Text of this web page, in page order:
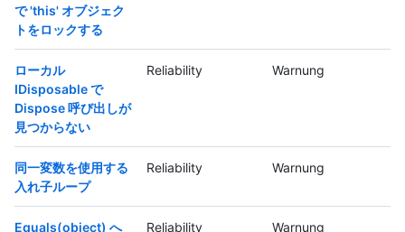
で 'this' オブジェク
トをロックする
ローカル
IDisposable で
Dispose 呼び出しが
見つからない
Reliability Warnung
同一変数を使用する
入れ子ループ
Reliability Warnung
Equals(object) へ
Reliability Warnung